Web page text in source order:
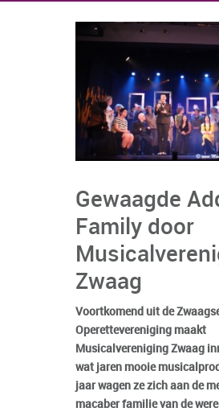
Gewaagde
Family door
Zwaag
Voortkomend uit de
Operettevereniging maakt
Musicalvereniging Zwaag
wat jaren mooie
jaar wagen ze zich aan de
macaber familie van de